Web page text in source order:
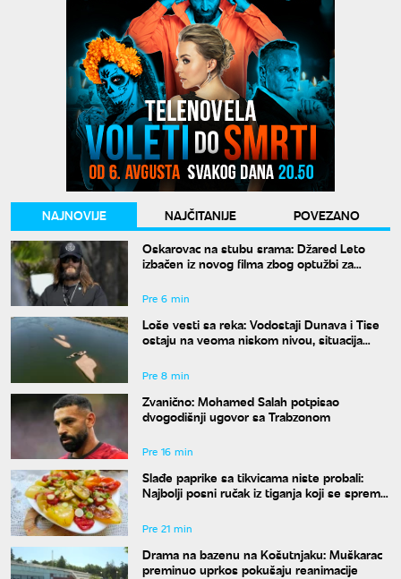
NAJNOVIJE NAJČITANIJE
POVEZANO
Oskarovac na stubu srama: Džared Leto
izbačen iz novog filma zbog optužbi za
Pre 6 min
Loše vesti sa reka: Vodostaji Dunava i Tise
ostaju na veoma niskom nivou, situacija
Pre 8 min
Zvanično: Mohamed Salah potpisao
dvogodišnji ugovor sa Trabzonom
Pre 16 min
Slađe paprike sa tikvicama niste probali:
Najbolji posni ručak iz tiganja koji se sprema
Pre 21 min
Drama na bazenu na Košutnjaku: Muškarac
preminuo uprkos pokušaju reanimacije